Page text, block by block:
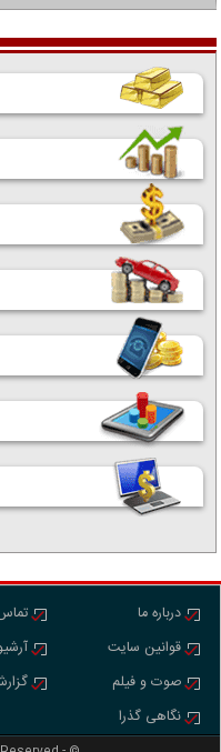
درباره ما
قوانین سایت
صوت و فیلم
نگاهی گذرا